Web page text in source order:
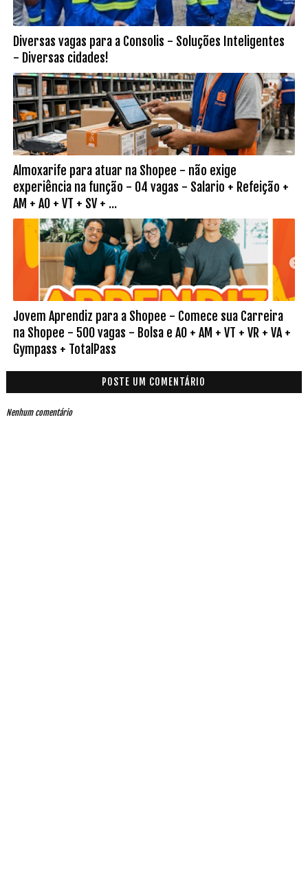
Diversas vagas para a Consolis - Soluções Inteligentes
- Diversas cidades!
Almoxarife para atuar na Shopee - não exige
experiência na função - 04 vagas - Salario + Refeição +
AM + AO + VT + SV + ...
Jovem Aprendiz para a Shopee - Comece sua Carreira
na Shopee - 500 vagas - Bolsa e AO + AM + VT + VR + VA +
Gympass + TotalPass
POSTE UM COMENTÁRIO
Nenhum comentário